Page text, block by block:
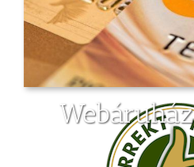
Webáruház